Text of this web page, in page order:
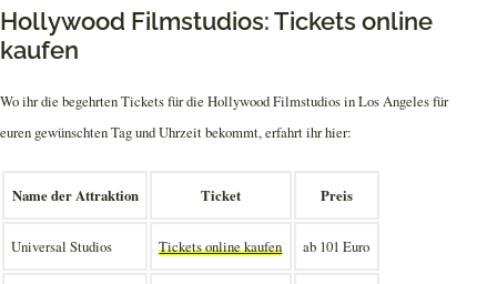
Hollywood Filmstudios: Tickets online
kaufen
Wo ihr die begehrten Tickets für die Hollywood Filmstudios in Los Angeles für
euren gewünschten Tag und Uhrzeit bekommt, erfahrt ihr hier:
Name der Attraktion Ticket Preis
Universal Studios Tickets online kaufen ab 101 Euro